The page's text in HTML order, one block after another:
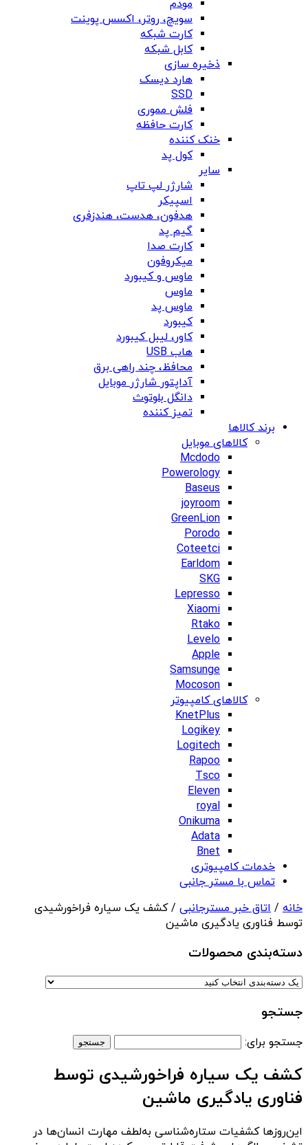
مودم
سویچ، روتر، اکسس پوینت
کارت شبکه
کابل شبکه
ذخیره سازی
هارد دیسک
SSD
فلش مموری
کارت حافظه
خنک کننده
کول پد
سایر
شارژر لپ تاپ
اسپیکر
هدفون، هدست، هندزفری
گیم پد
کارت صدا
میکروفون
ماوس و کیبورد
ماوس
ماوس پد
کیبورد
کاور، لیبل کیبورد
هاب USB
محافظ، چند راهی برق
آداپتور شارژر موبایل
دانگل بلوتوث
تمیز کننده
برند کالاها
کالاهای موبایل
Mcdodo
Powerology
Baseus
joyroom
GreenLion
Porodo
Coteetci
Earldom
SKG
Lepresso
Xiaomi
Rtako
Levelo
Apple
Samsunge
Mocoson
کالاهای کامپیوتر
KnetPlus
Logikey
Logitech
Rapoo
Tsco
Eleven
royal
Onikuma
Adata
Bnet
خدمات کامپیوتری
تماس با مستر جانبی
خانه / اتاق خبر مسترجانبی / کشف یک سیاره فراخورشیدی
توسط فناوری یادگیری ماشین
دسته‌بندی‌ محصولات
جستجو
جستجو برای:
کشف یک سیاره فراخورشیدی توسط
فناوری یادگیری ماشین
این‌روزها کشفیات ستاره‌شناسی به‌لطف مهارت انسان‌ها در